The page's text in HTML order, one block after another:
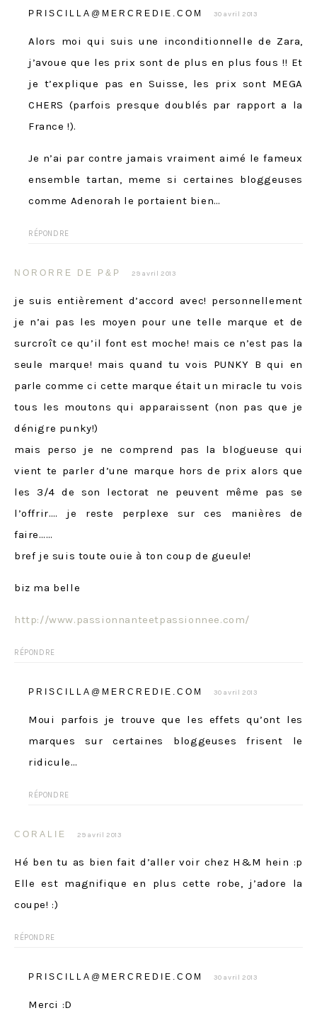
PRISCILLA@MERCREDIE.COM 30 avril 2013
Alors moi qui suis une inconditionnelle de Zara,
j’avoue que les prix sont de plus en plus fous !! Et
je t’explique pas en Suisse, les prix sont MEGA
CHERS (parfois presque doublés par rapport a la
France !).
Je n’ai par contre jamais vraiment aimé le fameux
ensemble tartan, meme si certaines bloggeuses
comme Adenorah le portaient bien…
RÉPONDRE
NORORRE DE P&P 29 avril 2013
je suis entièrement d’accord avec! personnellement
je n’ai pas les moyen pour une telle marque et de
surcroît ce qu’il font est moche! mais ce n’est pas la
seule marque! mais quand tu vois PUNKY B qui en
parle comme ci cette marque était un miracle tu vois
tous les moutons qui apparaissent (non pas que je
dénigre punky!)
mais perso je ne comprend pas la blogueuse qui
vient te parler d’une marque hors de prix alors que
les 3/4 de son lectorat ne peuvent même pas se
l’offrir…. je reste perplexe sur ces manières de
faire……
bref je suis toute ouie à ton coup de gueule!
biz ma belle
http://www.passionnanteetpassionnee.com/
RÉPONDRE
PRISCILLA@MERCREDIE.COM 30 avril 2013
Moui parfois je trouve que les effets qu’ont les
marques sur certaines bloggeuses frisent le
ridicule…
RÉPONDRE
CORALIE 29 avril 2013
Hé ben tu as bien fait d’aller voir chez H&M hein :p
Elle est magnifique en plus cette robe, j’adore la
coupe! :)
RÉPONDRE
PRISCILLA@MERCREDIE.COM 30 avril 2013
Merci :D